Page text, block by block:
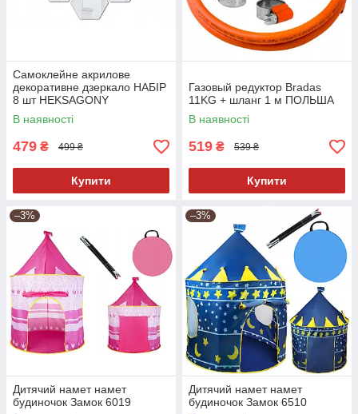
Самоклейне акрилове
декоративне дзеркало НАБІР
8 шт HEKSAGONY
В наявності
479 ₴ 499 ₴
Купити
Газовый редуктор Bradas
11KG + шланг 1 м ПОЛЬША
В наявності
519 ₴ 539 ₴
Купити
–3%
Дитячий намет намет
будиночок Замок 6019
–3%
Дитячий намет намет
будиночок Замок 6510